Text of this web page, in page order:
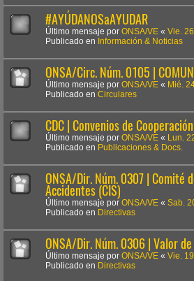
#AYÚDANOSaAYUDAR
Último mensaje por ONSA/VE « Vie.
Publicado en Información & Noticias
ONSA/Circ. Núm. 0105 |
Último mensaje por ONSA/VE « Mié.
Publicado en Circulares
CDC | Convenios de
Último mensaje por ONSA/VE «
Lun.
Publicado en Publicaciones & Docs.
ONSA/Dir. Núm. 0307 | Comité
Accidentes (CIS)
Último mensaje por ONSA/VE « Sab.
Publicado en Directivas
ONSA/Dir. Núm. 0306 | Valor
Último mensaje por ONSA/VE « Vie.
Publicado en Directivas